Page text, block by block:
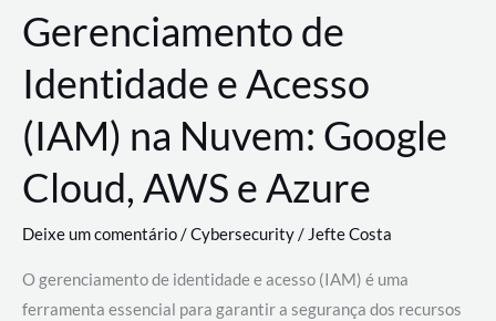
Gerenciamento de
Identidade e Acesso
(IAM) na Nuvem: Google
Cloud, AWS e Azure
Deixe um comentário/Cybersecurity/ Jefte Costa
O gerenciamento de identidade e acesso (IAM) é uma
ferramenta essencial para garantir a segurança dos recursos